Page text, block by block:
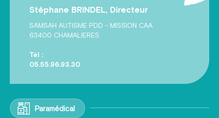
Stéphane BRINDEL, Directeur
SAMSAH AUTISME PDD - MISSION CAA
63400 CHAMALIERES
Tél :
05.55.96.93.30
Paramédical